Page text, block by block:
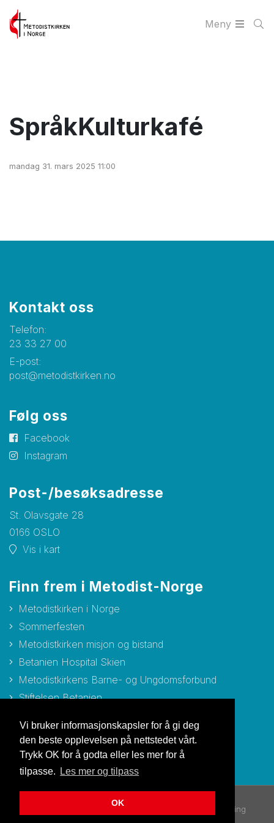
Vi bruker informasjonskapsler for å gi deg
den beste opplevelsen på nettstedet vårt.
Trykk OK for å godta eller les mer for å
tilpasse.
Les mer og tilpass
OK
Meny
SpråkKulturkafé
mandag 31. mars 2025 11:00
Kontakt oss
Telefon:
23 33 27 00
E-post:
post@metodistkirken.no
Følg oss
Facebook
Instagram
Post-/besøksadresse
St. Olavsgate 28
0166 OSLO
Vis i kart
Finn frem i Metodist-Norge
Metodistkirken i Norge
Sommerfesten
Metodistkirken misjon og bistand
Betanien Hospital Skien
Metodistkirkens Barne- og Ungdomsforbund
Stiftelsen Betanien
Personvernerklæring